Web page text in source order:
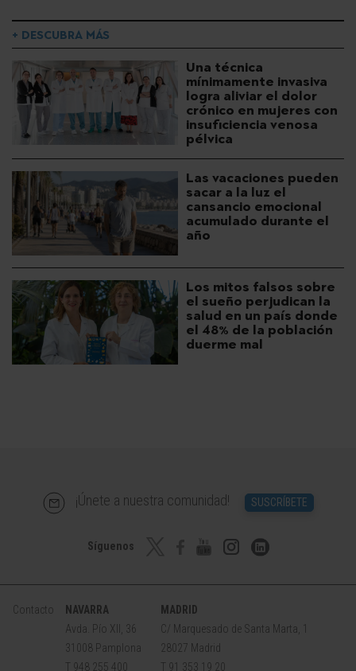
+ DESCUBRA MÁS
Una técnica
mínimamente invasiva
logra aliviar el dolor
crónico en mujeres con
insuficiencia venosa
pélvica
Las vacaciones pueden
sacar a la luz el
cansancio emocional
acumulado durante el
año
Los mitos falsos sobre
el sueño perjudican la
salud en un país donde
el 48% de la población
duerme mal
¡Únete a nuestra comunidad! SUSCRÍBETE
Síguenos
Contacto
NAVARRA
Avda. Pío XII, 36
31008 Pamplona
T 948 255 400
MADRID
C/ Marquesado de Santa Marta, 1
28027 Madrid
T 91 353 19 20